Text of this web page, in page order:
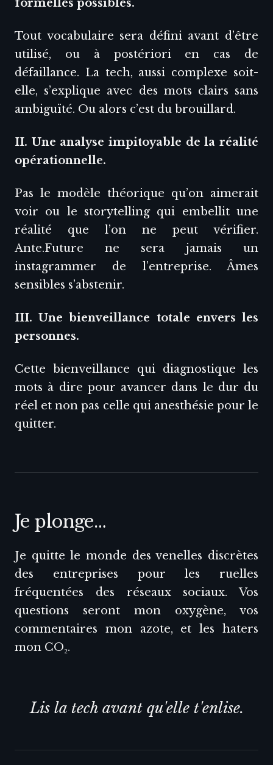
formelles possibles.
Tout vocabulaire sera défini avant d’être
utilisé, ou à postériori en cas de
défaillance. La tech, aussi complexe soit-
elle, s’explique avec des mots clairs sans
ambiguïté. Ou alors c’est du brouillard.
II. Une analyse impitoyable de la réalité
opérationnelle.
Pas le modèle théorique qu’on aimerait
voir ou le storytelling qui embellit une
réalité que l’on ne peut vérifier.
Ante.Future ne sera jamais un
instagrammer de l’entreprise. Âmes
sensibles s’abstenir.
III. Une bienveillance totale envers les
personnes.
Cette bienveillance qui diagnostique les
mots à dire pour avancer dans le dur du
réel et non pas celle qui anesthésie pour le
quitter.
Je plonge…
Je quitte le monde des venelles discrètes
des entreprises pour les ruelles
fréquentées des réseaux sociaux. Vos
questions seront mon oxygène, vos
commentaires mon azote, et les haters
mon CO₂.
Lis la tech avant qu'elle t'enlise.